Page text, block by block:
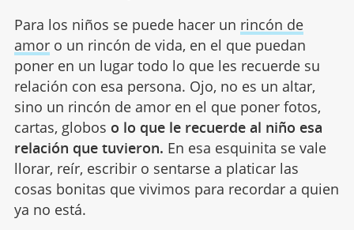
Para los niños se puede hacer un rincón de
amoro un rincón de vida, en el que puedan
poner en un lugar todo lo que les recuerde su
relación con esa persona. Ojo, no es un altar,
sino un rincón de amor en el que poner fotos,
cartas, globos o lo que le recuerde al niño esa
relación que tuvieron. En esa esquinita se vale
llorar, reír, escribir o sentarse a platicar las
cosas bonitas que vivimos para recordar a quien
ya no está.